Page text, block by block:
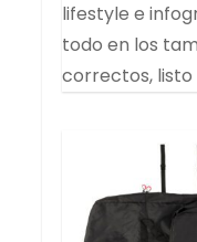
lifestyle e
todo en los
correctos, listo